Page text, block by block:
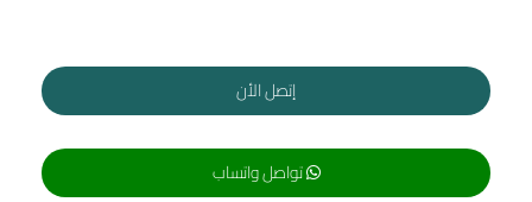
إتصل الأن
تواصل واتساب